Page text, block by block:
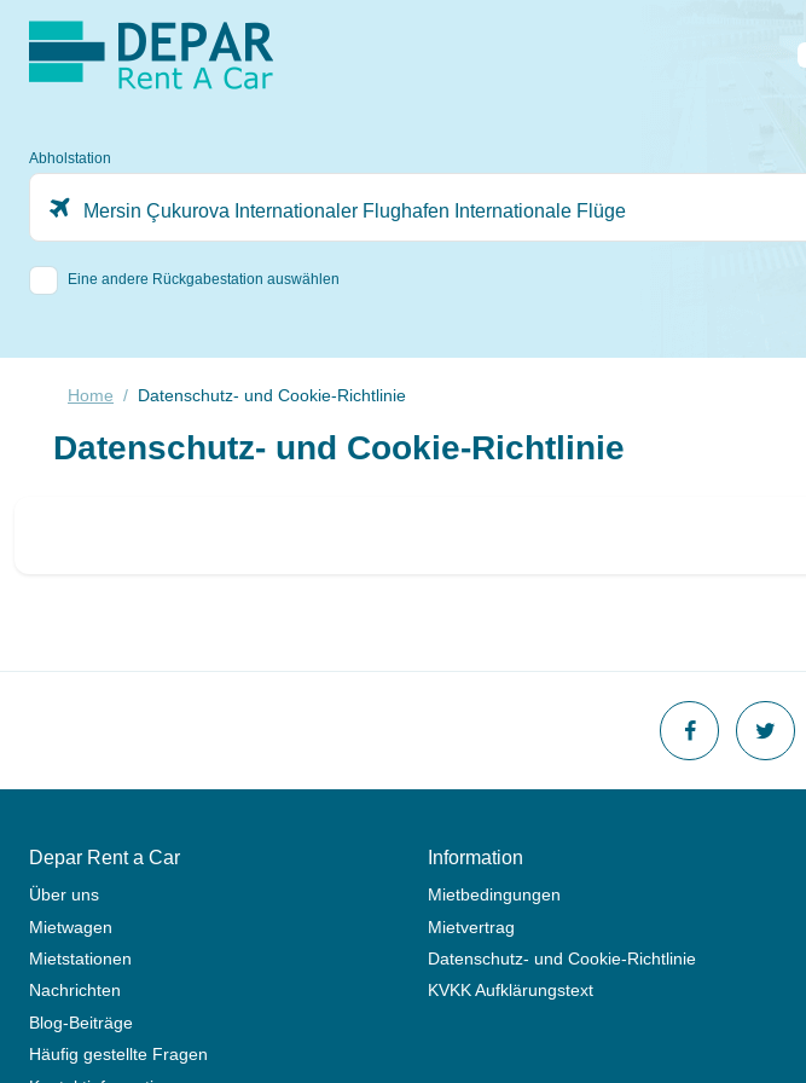
Abholstation
Mersin Çukurova Internationaler Flughafen Internationale Flüge
Eine andere Rückgabestation auswählen
Home Datenschutz- und Cookie-Richtlinie
Datenschutz- und Cookie-Richtlinie
Depar Rent a Car
Über uns
Mietwagen
Mietstationen
Nachrichten
Blog-Beiträge
Häufig gestellte Fragen
Information
Mietbedingungen
Mietvertrag
Datenschutz- und Cookie-Richtlinie
KVKK Aufklärungstext